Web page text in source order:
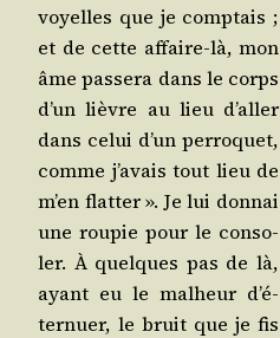
voyelles que je comp­tais ;
et de cette affaire-là, mon
âme pas­se­ra dans le corps
d’un lièvre au lieu d’al­ler
dans celui d’un per­ro­quet,
comme j’a­vais tout lieu de
m’en flat­ter ». Je lui don­nai
une rou­pie pour le conso­
ler. À quelques pas de là,
ayant eu le mal­heur d’é­
ter­nuer, le bruit que je fis